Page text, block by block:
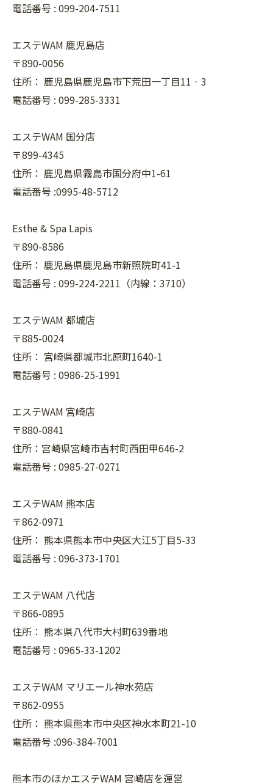
電話番号 : 099-204-7511
エステWAM 鹿児島店
〒890-0056
住所： 鹿児島県鹿児島市下荒田一丁目11‐3
電話番号 : 099-285-3331
エステWAM 国分店
〒899-4345
住所： 鹿児島県霧島市国分府中1-61
電話番号 :0995-48-5712
Esthe & Spa Lapis
〒890-8586
住所： 鹿児島県鹿児島市新照院町41-1
電話番号 : 099-224-2211（内線：3710）
エステWAM 都城店
〒885-0024
住所： 宮崎県都城市北原町1640-1
電話番号 : 0986-25-1991
エステWAM 宮崎店
〒880-0841
住所：宮崎県宮崎市吉村町西田甲646-2
電話番号 : 0985-27-0271
エステWAM 熊本店
〒862-0971
住所： 熊本県熊本市中央区大江5丁目5-33
電話番号 : 096-373-1701
エステWAM 八代店
〒866-0895
住所： 熊本県八代市大村町639番地
電話番号 : 0965-33-1202
エステWAM マリエール神水苑店
〒862-0955
住所： 熊本県熊本市中央区神水本町21-10
電話番号 :096-384-7001
熊本市のほかエステWAM 宮崎店を運営